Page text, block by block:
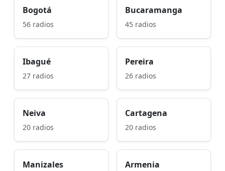
Bogotá
56 radios
Bucaramanga
45 radios
Ibagué
27 radios
Pereira
26 radios
Neiva
20 radios
Cartagena
20 radios
Manizales Armenia